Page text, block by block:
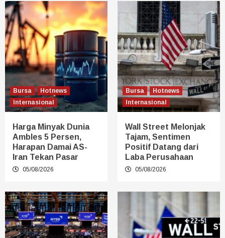
Bursa
Hotnews
Internasional
Harga Minyak Dunia
Ambles 5 Persen,
Harapan Damai AS-
Iran Tekan Pasar
05/08/2026
Bursa
Hotnews
Internasional
Wall Street Melonjak
Tajam, Sentimen
Positif Datang dari
Laba Perusahaan
05/08/2026